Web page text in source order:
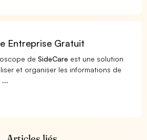
Entreprise Gratuit
deSideCare est une solution
et organiser les informations de